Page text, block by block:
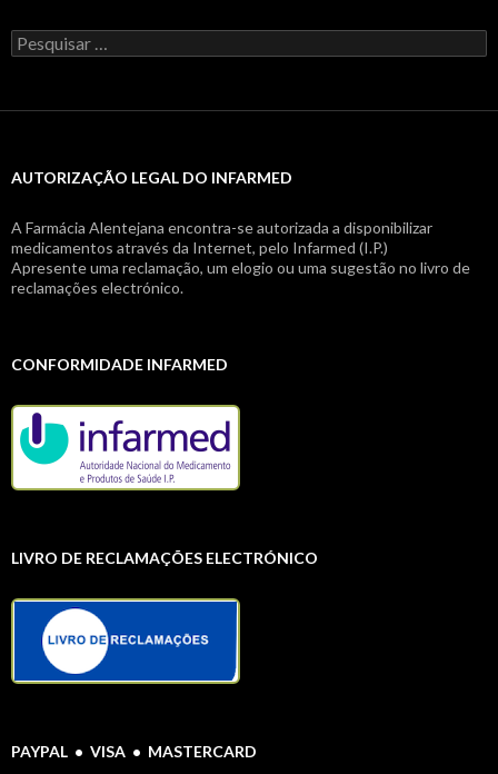
Pesquisar
por:
AUTORIZAÇÃO LEGAL DO INFARMED
A Farmácia Alentejana encontra-se autorizada a disponibilizar
medicamentos através da Internet, pelo Infarmed (I.P.)
Apresente uma reclamação, um elogio ou uma sugestão no livro de
reclamações electrónico.
CONFORMIDADE INFARMED
LIVRO DE RECLAMAÇÕES ELECTRÓNICO
PAYPAL • VISA • MASTERCARD